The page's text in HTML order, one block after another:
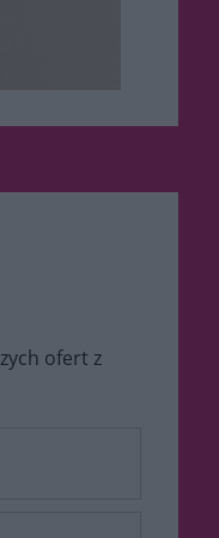
ofert z